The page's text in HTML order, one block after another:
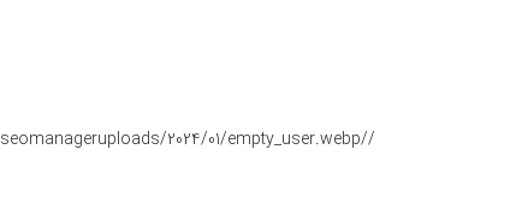
/
/uploads/2024/01/empty_user.webp
seomanager